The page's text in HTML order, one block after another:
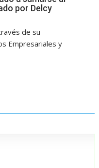
por Delcy
de su
Empresariales y